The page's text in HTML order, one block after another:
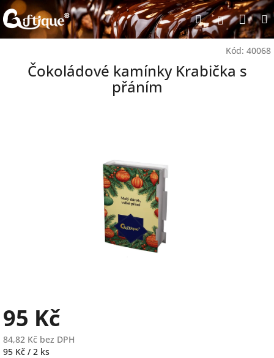
Přejít
na
obsah
Hledat
Kód: 40068
Čokoládové kamínky Krabička s
přáním
95 Kč
84,82 Kč bez DPH
Měrná
95 Kč / 2 ks